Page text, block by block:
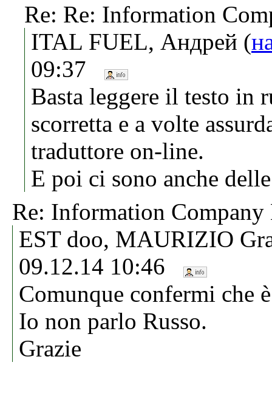
Re: Re: Information
ITAL FUEL, Андрей (
09:37
Basta leggere il testo in
scorretta e a volte
traduttore on-line.
E poi ci sono anche
Re: Information
EST doo, MAURIZIO
09.12.14 10:46
Comunque confermi che
Io non parlo Russo.
Grazie